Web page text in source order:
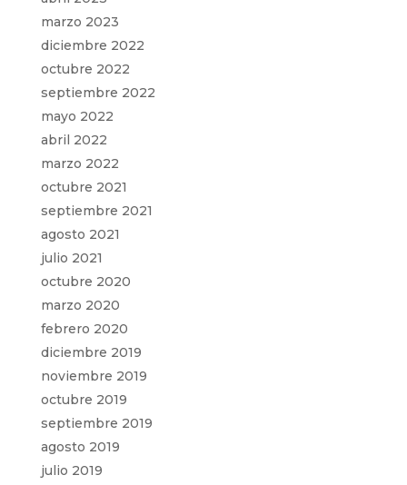
marzo 2023
diciembre 2022
octubre 2022
septiembre 2022
mayo 2022
abril 2022
marzo 2022
octubre 2021
septiembre 2021
agosto 2021
julio 2021
octubre 2020
marzo 2020
febrero 2020
diciembre 2019
noviembre 2019
octubre 2019
septiembre 2019
agosto 2019
julio 2019